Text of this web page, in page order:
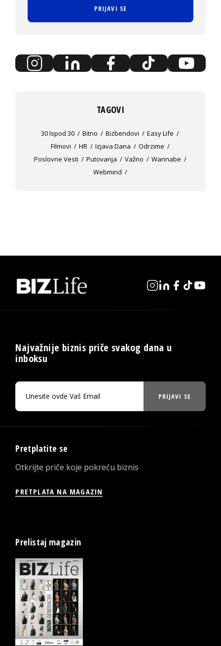
PRIJAVI SE
TAGOVI
30 Ispod 30 Bitno Bizbendovi
Easy Life
Filmovi
HR Izjava Dana
Odrzime
Poslovne Vesti
Putovanja Važno
Wannabe
Webmind
Najvažnije biznis priče svakog dana u
inboksu
PRIJAVI SE
Pretplatite se
Otkrijte priče koje pokreću biznis
PRETPLATA NA MAGAZIN
Prelistaj magazin